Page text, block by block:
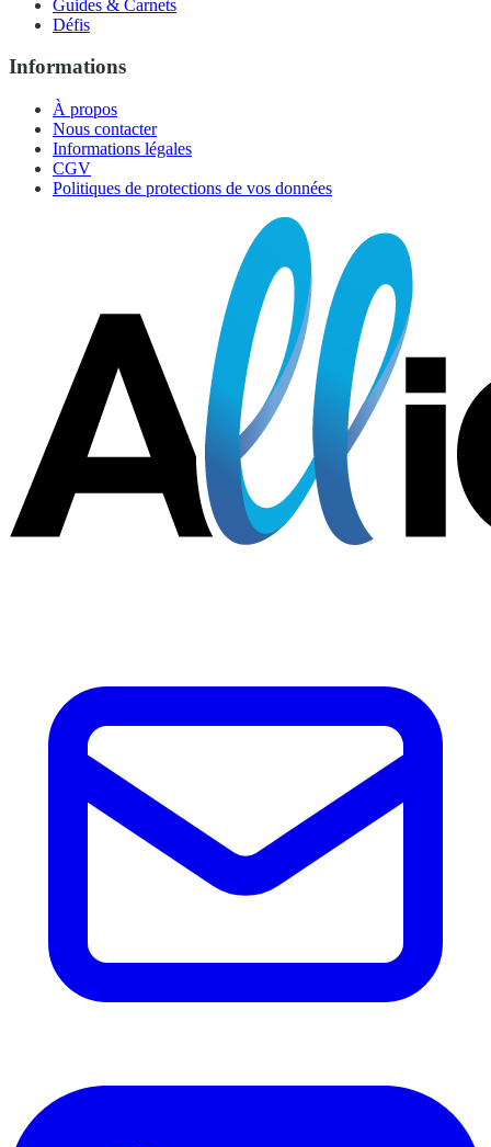
Guides & Carnets
Défis
Informations
À propos
Nous contacter
Informations légales
CGV
Politiques de protections de vos données